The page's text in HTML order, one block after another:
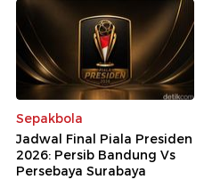
Sepakbola
Jadwal Final Piala Presiden
2026: Persib Bandung Vs
Persebaya Surabaya